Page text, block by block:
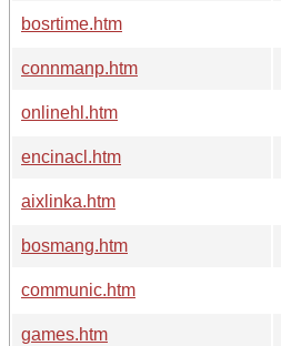
bosrtime.htm
connmanp.htm
onlinehl.htm
encinacl.htm
aixlinka.htm
bosmang.htm
communic.htm
games.htm